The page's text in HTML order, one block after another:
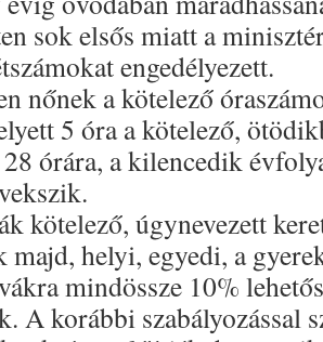
sok elsős miatt a
engedélyezett.
nőnek a kötelező
5 óra a kötelező,
órára, a kilencedik
kötelező, úgynevezett
majd, helyi, egyedi, a
mindössze 10%
A korábbi szabályozással